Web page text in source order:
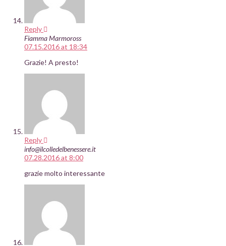
Reply
Fiamma Marmoross
07.15.2016 at 18:34
Grazie! A presto!
Reply
info@ilcolledelbenessere.it
07.28.2016 at 8:00
grazie molto interessante